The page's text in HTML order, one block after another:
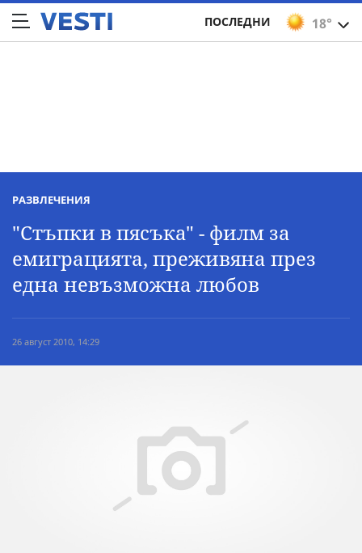
18°
ПОСЛЕДНИ
РАЗВЛЕЧЕНИЯ
"Стъпки в пясъка" - филм за
емиграцията, преживяна през
една невъзможна любов
26 август 2010, 14:29